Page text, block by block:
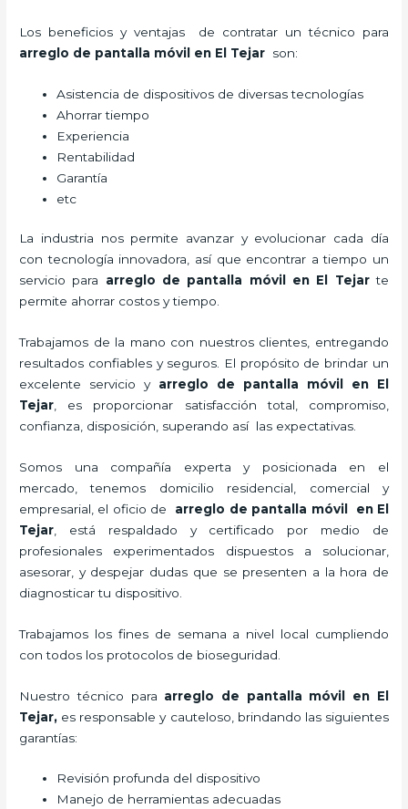
Los beneficios y ventajas de contratar un técnico para
arreglo de pantalla móvil en El Tejar son:
Asistencia de dispositivos de diversas tecnologías
Ahorrar tiempo
Experiencia
Rentabilidad
Garantía
etc
La industria nos permite avanzar y evolucionar cada día
con tecnología innovadora, así que encontrar a tiempo un
servicio para arreglo de pantalla móvil en El Tejarte
permite ahorrar costos y tiempo.
Trabajamos de la mano con nuestros clientes, entregando
resultados confiables y seguros. El propósito de brindar un
excelente servicio y arreglo de pantalla móvil
en El
Tejar , es proporcionar satisfacción total, compromiso,
confianza, disposición, superando así las expectativas.
Somos una compañía experta y posicionada en el
mercado, tenemos domicilio residencial, comercial y
empresarial, el oficio de arreglo de pantalla móvil
en El
Tejar , está respaldado y certificado por medio de
profesionales experimentados dispuestos a solucionar,
asesorar, y despejar dudas que se presenten a la hora de
diagnosticar tu dispositivo.
Trabajamos los fines de semana a nivel local cumpliendo
con todos los protocolos de bioseguridad.
Nuestro técnico para arreglo de pantalla móvil en El
Tejar, es responsable y cauteloso, brindando las siguientes
garantías:
Revisión profunda del dispositivo
Manejo de herramientas adecuadas